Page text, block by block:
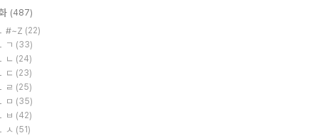
(487)
#~Z (22)
ㄱ (33)
ㄴ (24)
ㄷ (23)
ㄹ (25)
ㅁ (35)
ㅂ (42)
ㅅ (51)